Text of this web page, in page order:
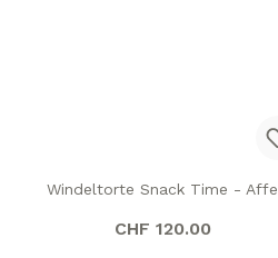
Windeltorte Snack Time - Affe
Regulärer Preis:
CHF 120.00